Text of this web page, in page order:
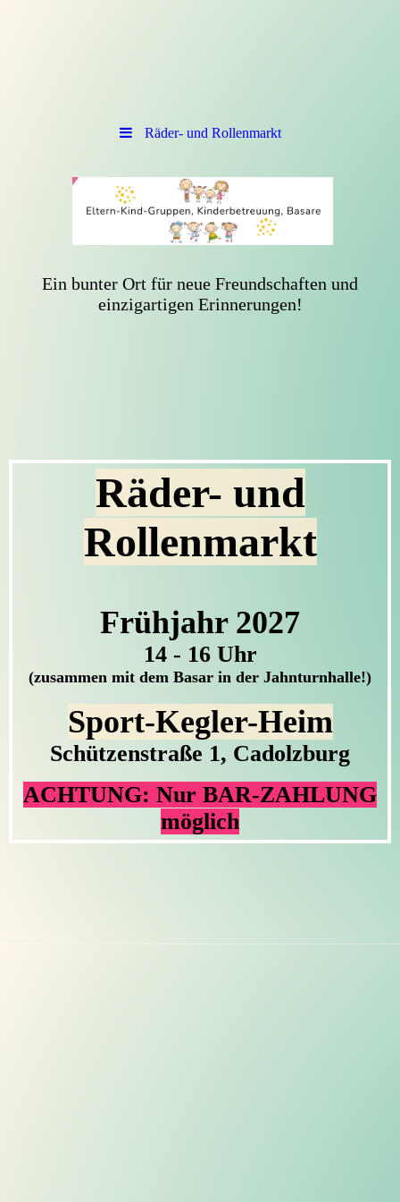
Räder- und Rollenmarkt
Ein bunter Ort für neue Freundschaften und
einzigartigen Erinnerungen!
Räder- und
Rollenmarkt
Frühjahr 2027
14 - 16 Uhr
(zusammen mit dem Basar in der Jahnturnhalle!)
Sport-Kegler-Heim
Schützenstraße 1, Cadolzburg
ACHTUNG: Nur BAR-ZAHLUNG
möglich